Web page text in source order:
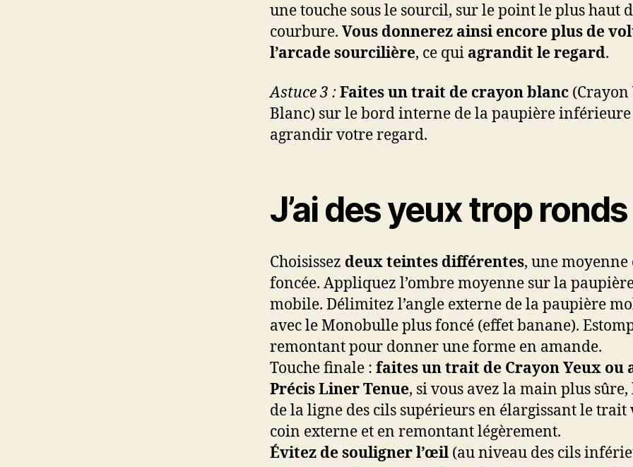
une touche sous le sourcil, sur le point le plus haut
courbure. Vous donnerez ainsi encore plus de
l’arcade sourcilière, ce qui agrandit le regard.
Astuce 3 :Faites un trait de crayon blanc (Crayon
Blanc) sur le bord interne de la paupière
agrandir votre regard.
J’ai des yeux trop ronds
Choisissez deux teintes différentes, une moyenne
foncée. Appliquez l’ombre moyenne sur la
mobile. Délimitez l’angle externe de la paupière
avec le Monobulle plus foncé (effet banane).
remontant pour donner une forme en amande.
Touche finale : faites un trait de Crayon Yeux ou
Précis Liner Tenue, si vous avez la main plus
de la ligne des cils supérieurs en élargissant le trait
coin externe et en remontant légèrement.
Évitez de souligner l’œil (au niveau des cils